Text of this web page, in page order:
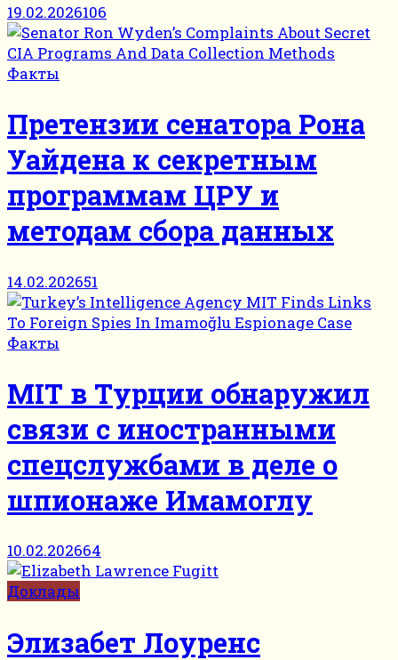
19.02.2026106
Факты
Претензии сенатора Рона
Уайдена к секретным
программам ЦРУ и
методам сбора данных
14.02.202651
Факты
MIT в Турции обнаружил
связи с иностранными
спецслужбами в деле о
шпионаже Имамоглу
10.02.202664
Доклады
Элизабет Лоуренс